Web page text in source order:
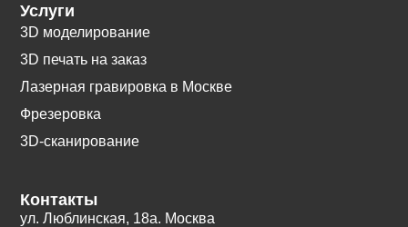
Услуги
3D моделирование
3D печать на заказ
Лазерная гравировка в Москве
Фрезеровка
3D-сканирование
Контакты
ул. Люблинская, 18а. Москва